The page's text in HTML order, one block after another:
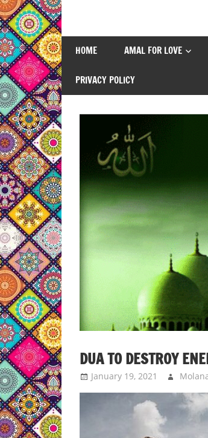
Skip
to
content
HOME AMAL FOR LOVE
PRIVACY POLICY
DUA TO DESTROY
January 19, 2021